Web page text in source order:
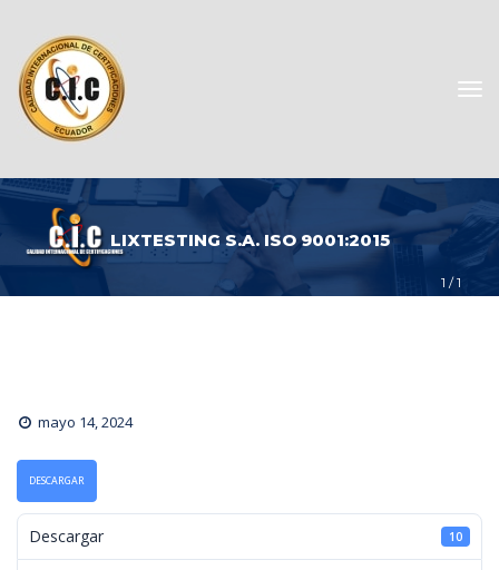
1 / 1
LIXTESTING S.A. ISO 9001:2015
mayo 14, 2024
DESCARGAR
Descargar 10